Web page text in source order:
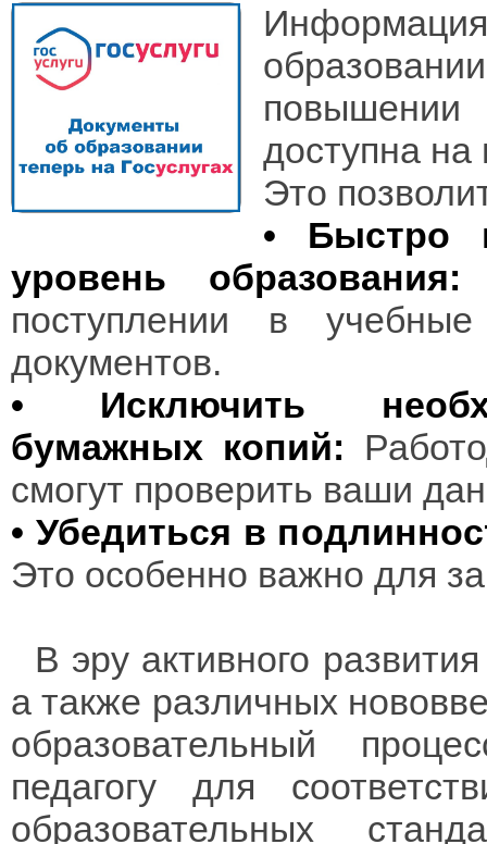
доступна на
Это
• Быстро
уровень образования:
поступлении в
документов.
• Исключить
бумажных копий:
смогут проверить ваши
• Убедиться в
Это особенно важно для
В эру активного
а также различных
образовательный
педагогу для
образовательных